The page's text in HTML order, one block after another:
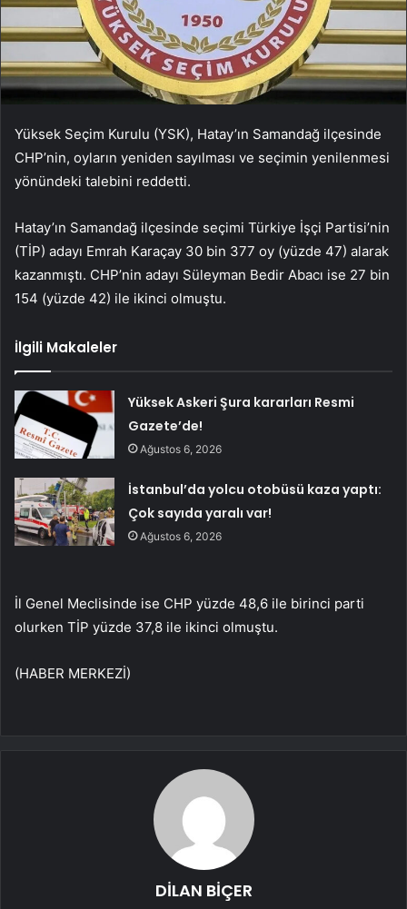
Yüksek Seçim Kurulu (YSK), Hatay’ın Samandağ ilçesinde
CHP’nin, oyların yeniden sayılması ve seçimin yenilenmesi
yönündeki talebini reddetti.
Hatay’ın Samandağ ilçesinde seçimi Türkiye İşçi Partisi’nin
(TİP) adayı Emrah Karaçay 30 bin 377 oy (yüzde 47) alarak
kazanmıştı. CHP’nin adayı Süleyman Bedir Abacı ise 27 bin
154 (yüzde 42) ile ikinci olmuştu.
İlgili Makaleler
Yüksek Askeri Şura kararları Resmi
Gazete’de!
Ağustos 6, 2026
İstanbul’da yolcu otobüsü kaza yaptı:
Çok sayıda yaralı var!
Ağustos 6, 2026
İl Genel Meclisinde ise CHP yüzde 48,6 ile birinci parti
olurken TİP yüzde 37,8 ile ikinci olmuştu.
(HABER MERKEZİ)
DİLAN BİÇER